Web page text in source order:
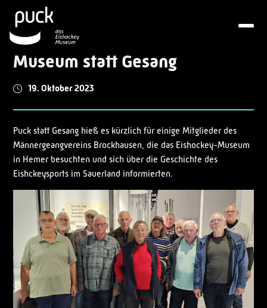
Museum statt Gesang
19. Oktober 2023
Puck statt Gesang hieß es kürzlich für einige Mitglieder des
Männergeangvereins Brockhausen, die das Eishockey-Museum
in Hemer besuchten und sich über die Geschichte des
Eishckeysports im Sauerland informierten.